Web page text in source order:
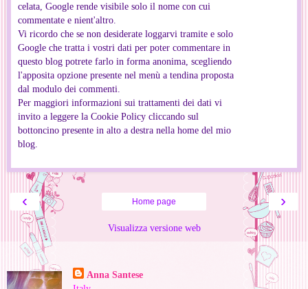
celata, Google rende visibile solo il nome con cui
commentate e nient'altro.
Vi ricordo che se non desiderate loggarvi tramite e solo
Google che tratta i vostri dati per poter commentare in
questo blog potrete farlo in forma anonima, scegliendo
l'apposita opzione presente nel menù a tendina proposta
dal modulo dei commenti.
Per maggiori informazioni sui trattamenti dei dati vi
invito a leggere la Cookie Policy cliccando sul
bottoncino presente in alto a destra nella home del mio
blog.
‹ ›
Home page
Visualizza versione web
Informazioni personali
Anna Santese